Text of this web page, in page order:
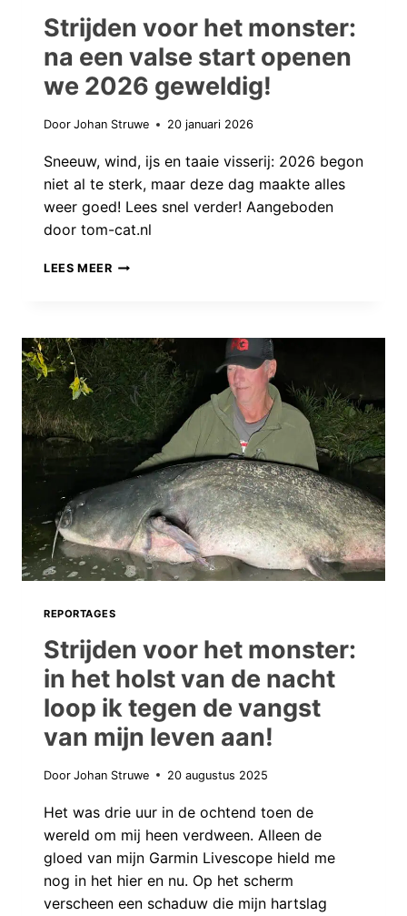
Strijden voor het monster:
na een valse start openen
we 2026 geweldig!
Door Johan Struwe 20 januari 2026
Sneeuw, wind, ijs en taaie visserij: 2026 begon
niet al te sterk, maar deze dag maakte alles
weer goed! Lees snel verder! Aangeboden
door tom-cat.nl
LEES MEERSTRIJDEN
MONSTER:
NA
EEN
VALSE
START
OPENEN
2026
GEWELDIG!
REPORTAGES
Strijden voor het monster:
in het holst van de nacht
loop ik tegen de vangst
van mijn leven aan!
Door Johan Struwe 20 augustus 2025
Het was drie uur in de ochtend toen de
wereld om mij heen verdween. Alleen de
gloed van mijn Garmin Livescope hield me
nog in het hier en nu. Op het scherm
verscheen een schaduw die mijn hartslag